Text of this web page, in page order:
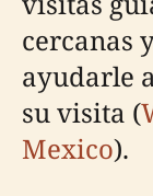
cercanas
ayudarle
su visita (
Mexico).